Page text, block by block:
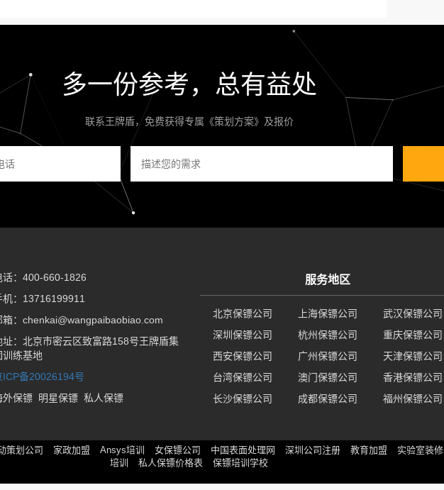
多一份参考，总有益处
联系王牌盾，免费获得专属《策划方案》及报价
话：400-660-1826
机：13716199911
箱：chenkai@wangpaibaobiao.com
址：北京市密云区致富路158号王牌盾集
训练基地
ICP备20026194号
外保镖
明星保镖 私人保镖
服务地区
北京保镖公司 上海保镖公司
武汉保镖公司
深圳保镖公司
杭州保镖公司
重庆保镖公司
西安保镖公司
广州保镖公司
天津保镖公司
台湾保镖公司
澳门保镖公司
香港保镖公司
长沙保镖公司
成都保镖公司 福州保镖公司
策划公司 家政加盟 Ansys培训 女保镖公司 中国表面处理网 深圳公司注册 教育加盟 实验室装修
培训
私人保镖价格表 保镖培训学校